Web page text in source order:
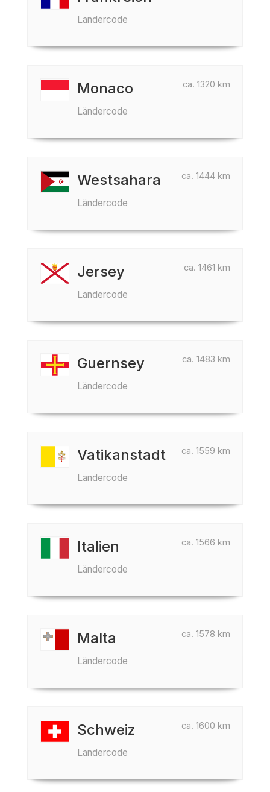
Ländercode
ca. 1320 km
Monaco
Ländercode
ca. 1444 km
Westsahara
Ländercode
ca. 1461 km
Jersey
Ländercode
ca. 1483 km
Guernsey
Ländercode
ca. 1559 km
Vatikanstadt
Ländercode
ca. 1566 km
Italien
Ländercode
ca. 1578 km
Malta
Ländercode
ca. 1600 km
Schweiz
Ländercode